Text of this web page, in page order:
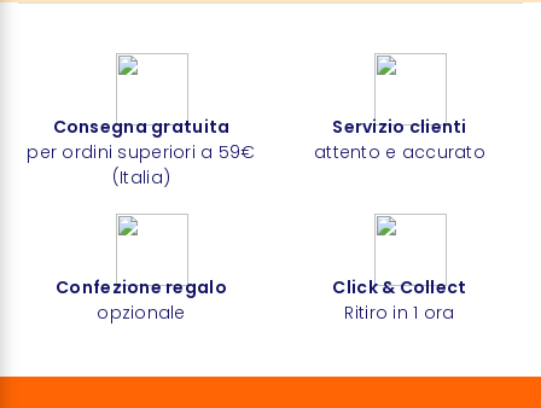
Consegna gratuita
per ordini superiori a 59€
(Italia)
Servizio clienti
attento e accurato
Confezione regalo
opzionale
Click & Collect
Ritiro in 1 ora